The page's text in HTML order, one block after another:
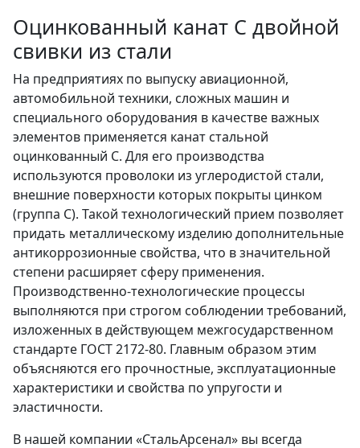
Оцинкованный канат С двойной
свивки из стали
На предприятиях по выпуску авиационной,
автомобильной техники, сложных машин и
специального оборудования в качестве важных
элементов применяется канат стальной
оцинкованный С. Для его производства
используются проволоки из углеродистой стали,
внешние поверхности которых покрыты цинком
(группа С). Такой технологический прием позволяет
придать металлическому изделию дополнительные
антикоррозионные свойства, что в значительной
степени расширяет сферу применения.
Производственно-технологические процессы
выполняются при строгом соблюдении требований,
изложенных в действующем межгосударственном
стандарте ГОСТ 2172-80. Главным образом этим
объясняются его прочностные, эксплуатационные
характеристики и свойства по упругости и
эластичности.
В нашей компании «СтальАрсенал» вы всегда